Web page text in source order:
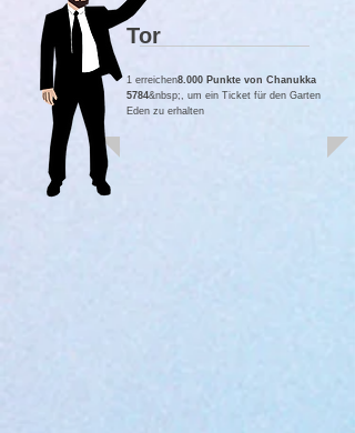
Tor
1 erreichen8.000 Punkte von Chanukka
5784&nbsp;, um ein Ticket für den Garten
Eden zu erhalten